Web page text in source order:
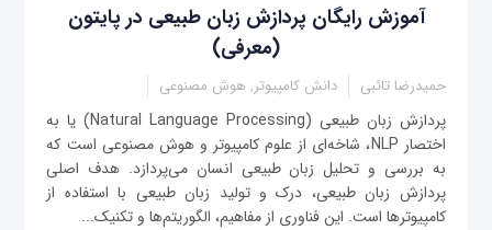
آموزش رایگان پردازش زبان طبیعی در پایتون
(معرفی)
حمیدرضا تائبی دانش کامپیوتر, هوش مصنوعی
پردازش زبان طبیعی (Natural Language Processing) یا به
اختصار NLP، شاخه‌ای از علوم کامپیوتر و هوش مصنوعی است که
به بررسی و تحلیل زبان طبیعی انسان می‌پردازد. هدف اصلی
پردازش زبان طبیعی، درک و تولید زبان طبیعی با استفاده از
کامپیوترها است. این فناوری از مفاهیم، الگوریتم‌ها و تکنیک‌...